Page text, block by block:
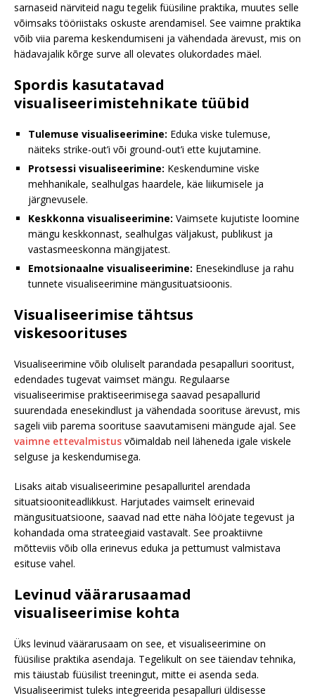
sarnaseid närviteid nagu tegelik füüsiline praktika, muutes selle
võimsaks tööriistaks oskuste arendamisel. See vaimne praktika
võib viia parema keskendumiseni ja vähendada ärevust, mis on
hädavajalik kõrge surve all olevates olukordades mäel.
Spordis kasutatavad
visualiseerimistehnikate tüübid
Tulemuse visualiseerimine: Eduka viske tulemuse,
näiteks strike-out’i või ground-out’i ette kujutamine.
Protsessi visualiseerimine: Keskendumine viske
mehhanikale, sealhulgas haardele, käe liikumisele ja
järgnevusele.
Keskkonna visualiseerimine: Vaimsete kujutiste loomine
mängu keskkonnast, sealhulgas väljakust, publikust ja
vastasmeeskonna mängijatest.
Emotsionaalne visualiseerimine: Enesekindluse ja rahu
tunnete visualiseerimine mängusituatsioonis.
Visualiseerimise tähtsus
viskesoorituses
Visualiseerimine võib oluliselt parandada pesapalluri sooritust,
edendades tugevat vaimset mängu. Regulaarse
visualiseerimise praktiseerimisega saavad pesapallurid
suurendada enesekindlust ja vähendada soorituse ärevust, mis
sageli viib parema soorituse saavutamiseni mängude ajal. See
vaimne ettevalmistus võimaldab neil läheneda igale viskele
selguse ja keskendumisega.
Lisaks aitab visualiseerimine pesapalluritel arendada
situatsiooniteadlikkust. Harjutades vaimselt erinevaid
mängusituatsioone, saavad nad ette näha lööjate tegevust ja
kohandada oma strateegiaid vastavalt. See proaktiivne
mõtteviis võib olla erinevus eduka ja pettumust valmistava
esituse vahel.
Levinud väärarusaamad
visualiseerimise kohta
Üks levinud väärarusaam on see, et visualiseerimine on
füüsilise praktika asendaja. Tegelikult on see täiendav tehnika,
mis täiustab füüsilist treeningut, mitte ei asenda seda.
Visualiseerimist tuleks integreerida pesapalluri üldisesse